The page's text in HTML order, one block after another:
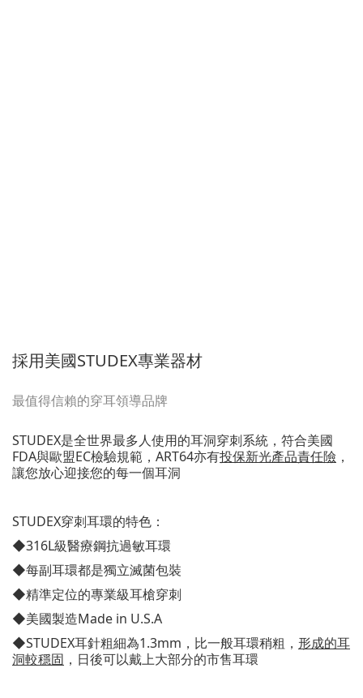
採用美國STUDEX專業器材
最值得信賴的穿耳領導品牌
STUDEX是全世界最多人使用的耳洞穿刺系統，符合美國
FDA與歐盟EC檢驗規範，ART64亦有投保新光產品責任險 ，
讓您放心迎接您的每一個耳洞
STUDEX穿刺耳環的特色：
◆316L級醫療鋼抗過敏耳環
◆每副耳環都是獨立滅菌包裝
◆精準定位的專業級耳槍穿刺
◆美國製造Made in U.S.A
◆STUDEX耳針粗細為1.3mm，比一般耳環稍粗， 形成的耳
洞較穩固 ，日後可以戴上大部分的市售耳環